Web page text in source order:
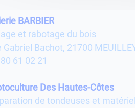
BARBIER
et rabotage du bois
Gabriel Bachot, 21700
61 02 21
Des Hautes-Côtes
de tondeuses et